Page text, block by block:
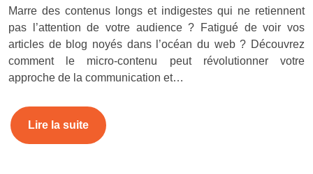
Marre des contenus longs et indigestes qui ne retiennent
pas l’attention de votre audience ? Fatigué de voir vos
articles de blog noyés dans l’océan du web ? Découvrez
comment le micro-contenu peut révolutionner votre
approche de la communication et…
Lire la suite